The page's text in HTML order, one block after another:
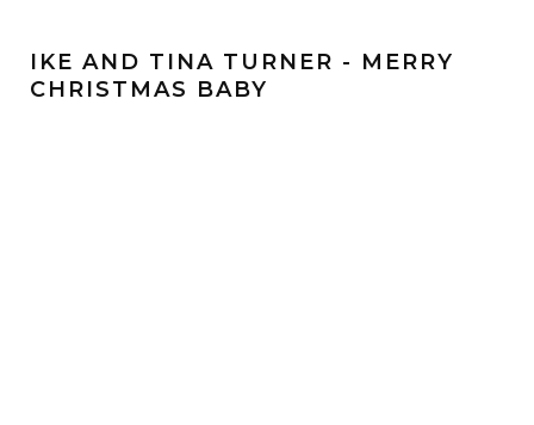
IKE AND TINA TURNER - MERRY
CHRISTMAS BABY